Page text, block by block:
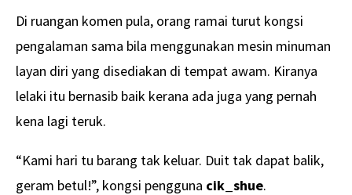
Di ruangan komen pula, orang ramai turut kongsi
pengalaman sama bila menggunakan mesin minuman
layan diri yang disediakan di tempat awam. Kiranya
lelaki itu bernasib baik kerana ada juga yang pernah
kena lagi teruk.
“Kami hari tu barang tak keluar. Duit tak dapat balik,
geram betul!”, kongsi pengguna cik_shue.